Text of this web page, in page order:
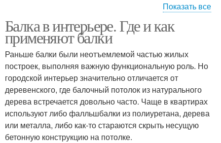
Балки из гипсокартона Потолки с балками
Потолок с открытыми
балками
Балки в интерьере
Потолочные балки
Показать все
Балка в интерьере. Где и как
применяют балки
Раньше балки были неотъемлемой частью жилых
построек, выполняя важную функциональную роль. Но
городской интерьер значительно отличается от
деревенского, где балочный потолок из натурального
дерева встречается довольно часто. Чаще в квартирах
используют либо фалльшбалки из полиуретана, дерева
или металла, либо как-то стараются скрыть несущую
бетонную конструкцию на потолке.